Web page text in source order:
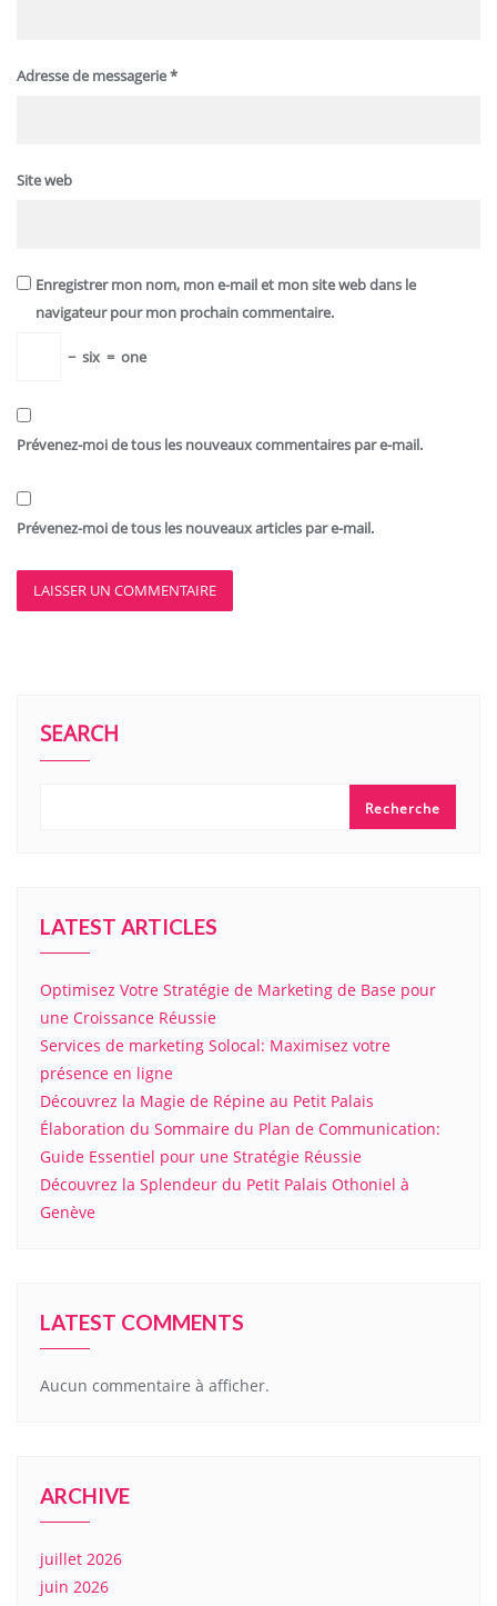
Adresse de messagerie*
Site web
Enregistrer mon nom, mon e-mail et mon site web dans le
navigateur pour mon prochain commentaire.
− six = one
Prévenez-moi de tous les nouveaux commentaires par e-mail.
Prévenez-moi de tous les nouveaux articles par e-mail.
SEARCH
Recherche
LATEST ARTICLES
Optimisez Votre Stratégie de Marketing de Base pour
une Croissance Réussie
Services de marketing Solocal: Maximisez votre
présence en ligne
Découvrez la Magie de Répine au Petit Palais
Élaboration du Sommaire du Plan de Communication:
Guide Essentiel pour une Stratégie Réussie
Découvrez la Splendeur du Petit Palais Othoniel à
Genève
LATEST COMMENTS
Aucun commentaire à afficher.
ARCHIVE
juillet 2026
juin 2026